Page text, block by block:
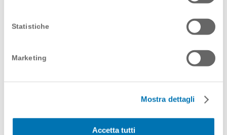
Statistiche
Marketing
Mostra dettagli
Accetta tutti
VUOI ESPLORARE CON NOI UN
PROGETTO DI
COMUNICAZIONE?